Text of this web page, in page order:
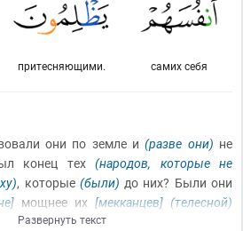
самих себя
притесняющими.
они по земле и(разве они) не
конец тех(народов, которые не
, которые (были) до них? Были они
мощнее их [мекканцев] (телесной)
(вспахав её и построив дворцы и
Развернуть текст